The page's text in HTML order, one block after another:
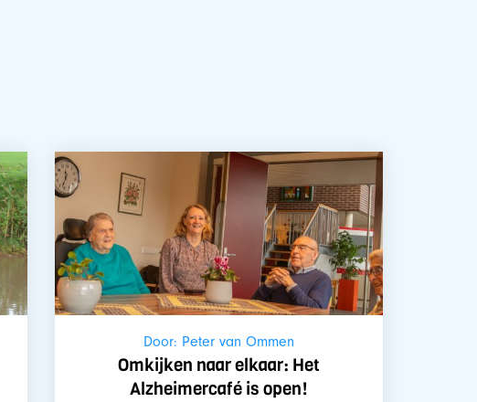
Door: Peter van Ommen
Omkijken naar elkaar: Het
Alzheimercafé is open!